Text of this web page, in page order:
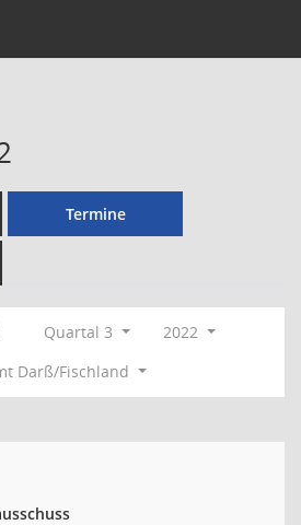
Termine
Quartal 3
2022
Darß/Fischland